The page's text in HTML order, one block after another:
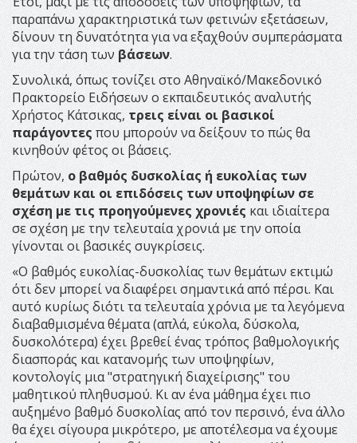
παραπάνω χαρακτηριστικά των φετινών εξετάσεων,
δίνουν τη δυνατότητα για να εξαχθούν συμπεράσματα
για την τάση των βάσεων.
Συνολικά, όπως τονίζει στο Αθηναϊκό/Μακεδονικό
Πρακτορείο Ειδήσεων ο εκπαιδευτικός αναλυτής
Χρήστος Κάτσικας, τρεις είναι οι βασικοί
παράγοντες που μπορούν να δείξουν το πώς θα
κινηθούν φέτος οι βάσεις.
Πρώτον, ο βαθμός δυσκολίας ή ευκολίας των
θεμάτων και οι επιδόσεις των υποψηφίων σε
σχέση με τις προηγούμενες χρονιές και ιδιαίτερα
σε σχέση με την τελευταία χρονιά με την οποία
γίνονται οι βασικές συγκρίσεις.
«Ο βαθμός ευκολίας-δυσκολίας των θεμάτων εκτιμώ
ότι δεν μπορεί να διαφέρει σημαντικά από πέρσι. Και
αυτό κυρίως διότι τα τελευταία χρόνια με τα λεγόμενα
διαβαθμισμένα θέματα (απλά, εύκολα, δύσκολα,
δυσκολότερα) έχει βρεθεί ένας τρόπος βαθμολογικής
διασποράς και κατανομής των υποψηφίων,
κοντολογίς μια "στρατηγική διαχείρισης" του
μαθητικού πληθυσμού. Κι αν ένα μάθημα έχει πιο
αυξημένο βαθμό δυσκολίας από τον περσινό, ένα άλλο
θα έχει σίγουρα μικρότερο, με αποτέλεσμα να έχουμε